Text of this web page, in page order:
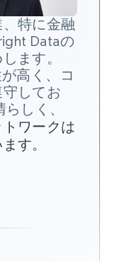
特に金融
Dataの
ます。
高く、コ
してお
しく、
ワークは
す。